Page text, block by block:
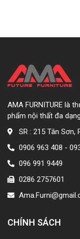
AMA FURNITURE là
phẩm nội thất đa dạng
SR : 215 Tân Sơn,
0906 963 408 -
096 991 9449
0286 2757601
CHÍNH SÁCH